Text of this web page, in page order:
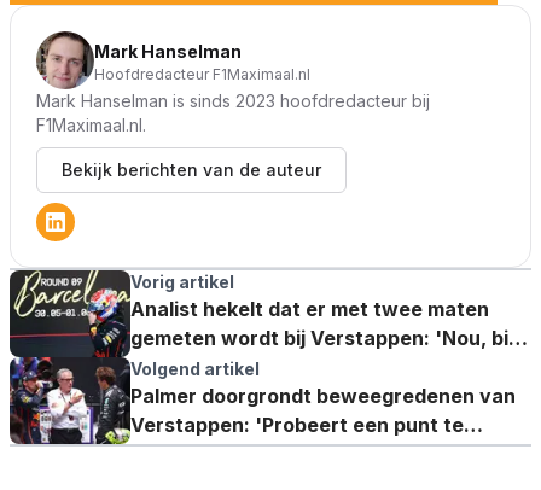
Mark Hanselman
Hoofdredacteur F1Maximaal.nl
Mark Hanselman is sinds 2023 hoofdredacteur bij
F1Maximaal.nl.
Bekijk berichten van de auteur
Vorig artikel
Analist hekelt dat er met twee maten
gemeten wordt bij Verstappen: 'Nou, big
deal!'
Volgend artikel
Palmer doorgrondt beweegredenen van
Verstappen: 'Probeert een punt te
maken'